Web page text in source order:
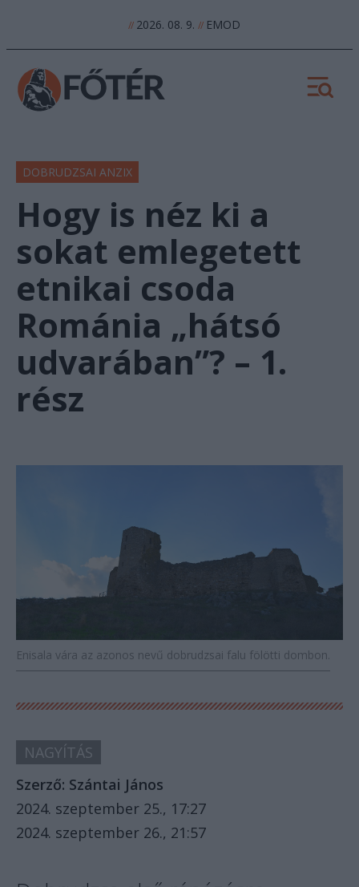
//2026. 08. 9. //EMOD
DOBRUDZSAI ANZIX
Hogy is néz ki a
sokat emlegetett
etnikai csoda
Románia „hátsó
udvarában”? – 1.
rész
Enisala vára az azonos nevű dobrudzsai falu fölötti dombon.
NAGYÍTÁS
Szerző: Szántai János
2024. szeptember 25., 17:27
2024. szeptember 26., 21:57